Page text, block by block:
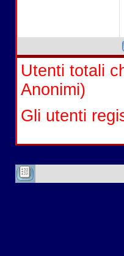
Utenti totali
Anonimi)
Gli utenti